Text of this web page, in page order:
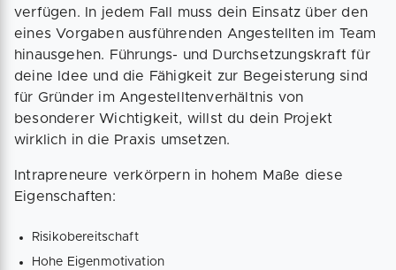
verfügen. In jedem Fall muss dein Einsatz über den
eines Vorgaben ausführenden Angestellten im Team
hinausgehen. Führungs- und Durchsetzungskraft für
deine Idee und die Fähigkeit zur Begeisterung sind
für Gründer im Angestelltenverhältnis von
besonderer Wichtigkeit, willst du dein Projekt
wirklich in die Praxis umsetzen.
Intrapreneure verkörpern in hohem Maße diese
Eigenschaften:
Risikobereitschaft
Hohe Eigenmotivation